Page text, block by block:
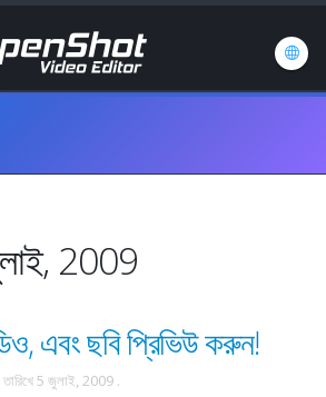
2009
এবং ছবি প্রিভিউ করুন!
তারিখে 5 জুলাই, 2009 .